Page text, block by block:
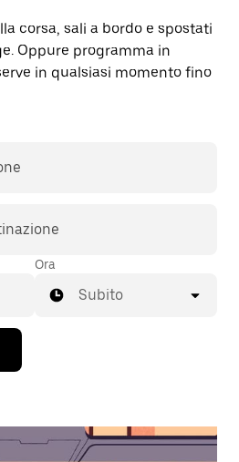
corsa, sali a bordo e spostati
Oppure programma in
in qualsiasi momento fino
Ora
Subito